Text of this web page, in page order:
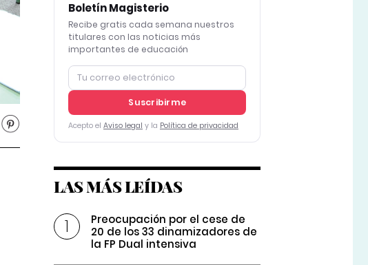
Boletín Magisterio
Recibe gratis cada semana nuestros
titulares con las noticias más
importantes de educación
Suscribirme
Acepto el Aviso legal y la Política de privacidad
LAS MÁS LEÍDAS
Preocupación por el cese de
20 de los 33 dinamizadores de
la FP Dual intensiva